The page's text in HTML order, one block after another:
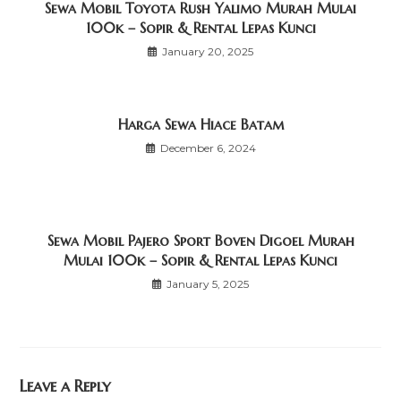
Sewa Mobil Toyota Rush Yalimo Murah Mulai
100k – Sopir & Rental Lepas Kunci
January 20, 2025
Harga Sewa Hiace Batam
December 6, 2024
Sewa Mobil Pajero Sport Boven Digoel Murah
Mulai 100k – Sopir & Rental Lepas Kunci
January 5, 2025
Leave a Reply